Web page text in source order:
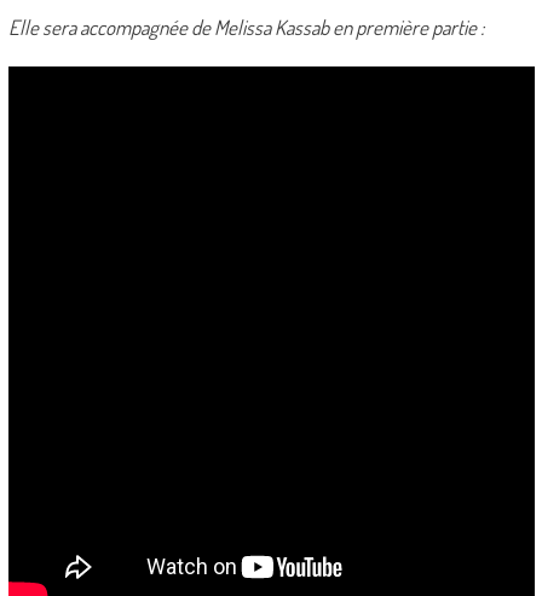
Elle sera accompagnée de Melissa Kassab en première partie :